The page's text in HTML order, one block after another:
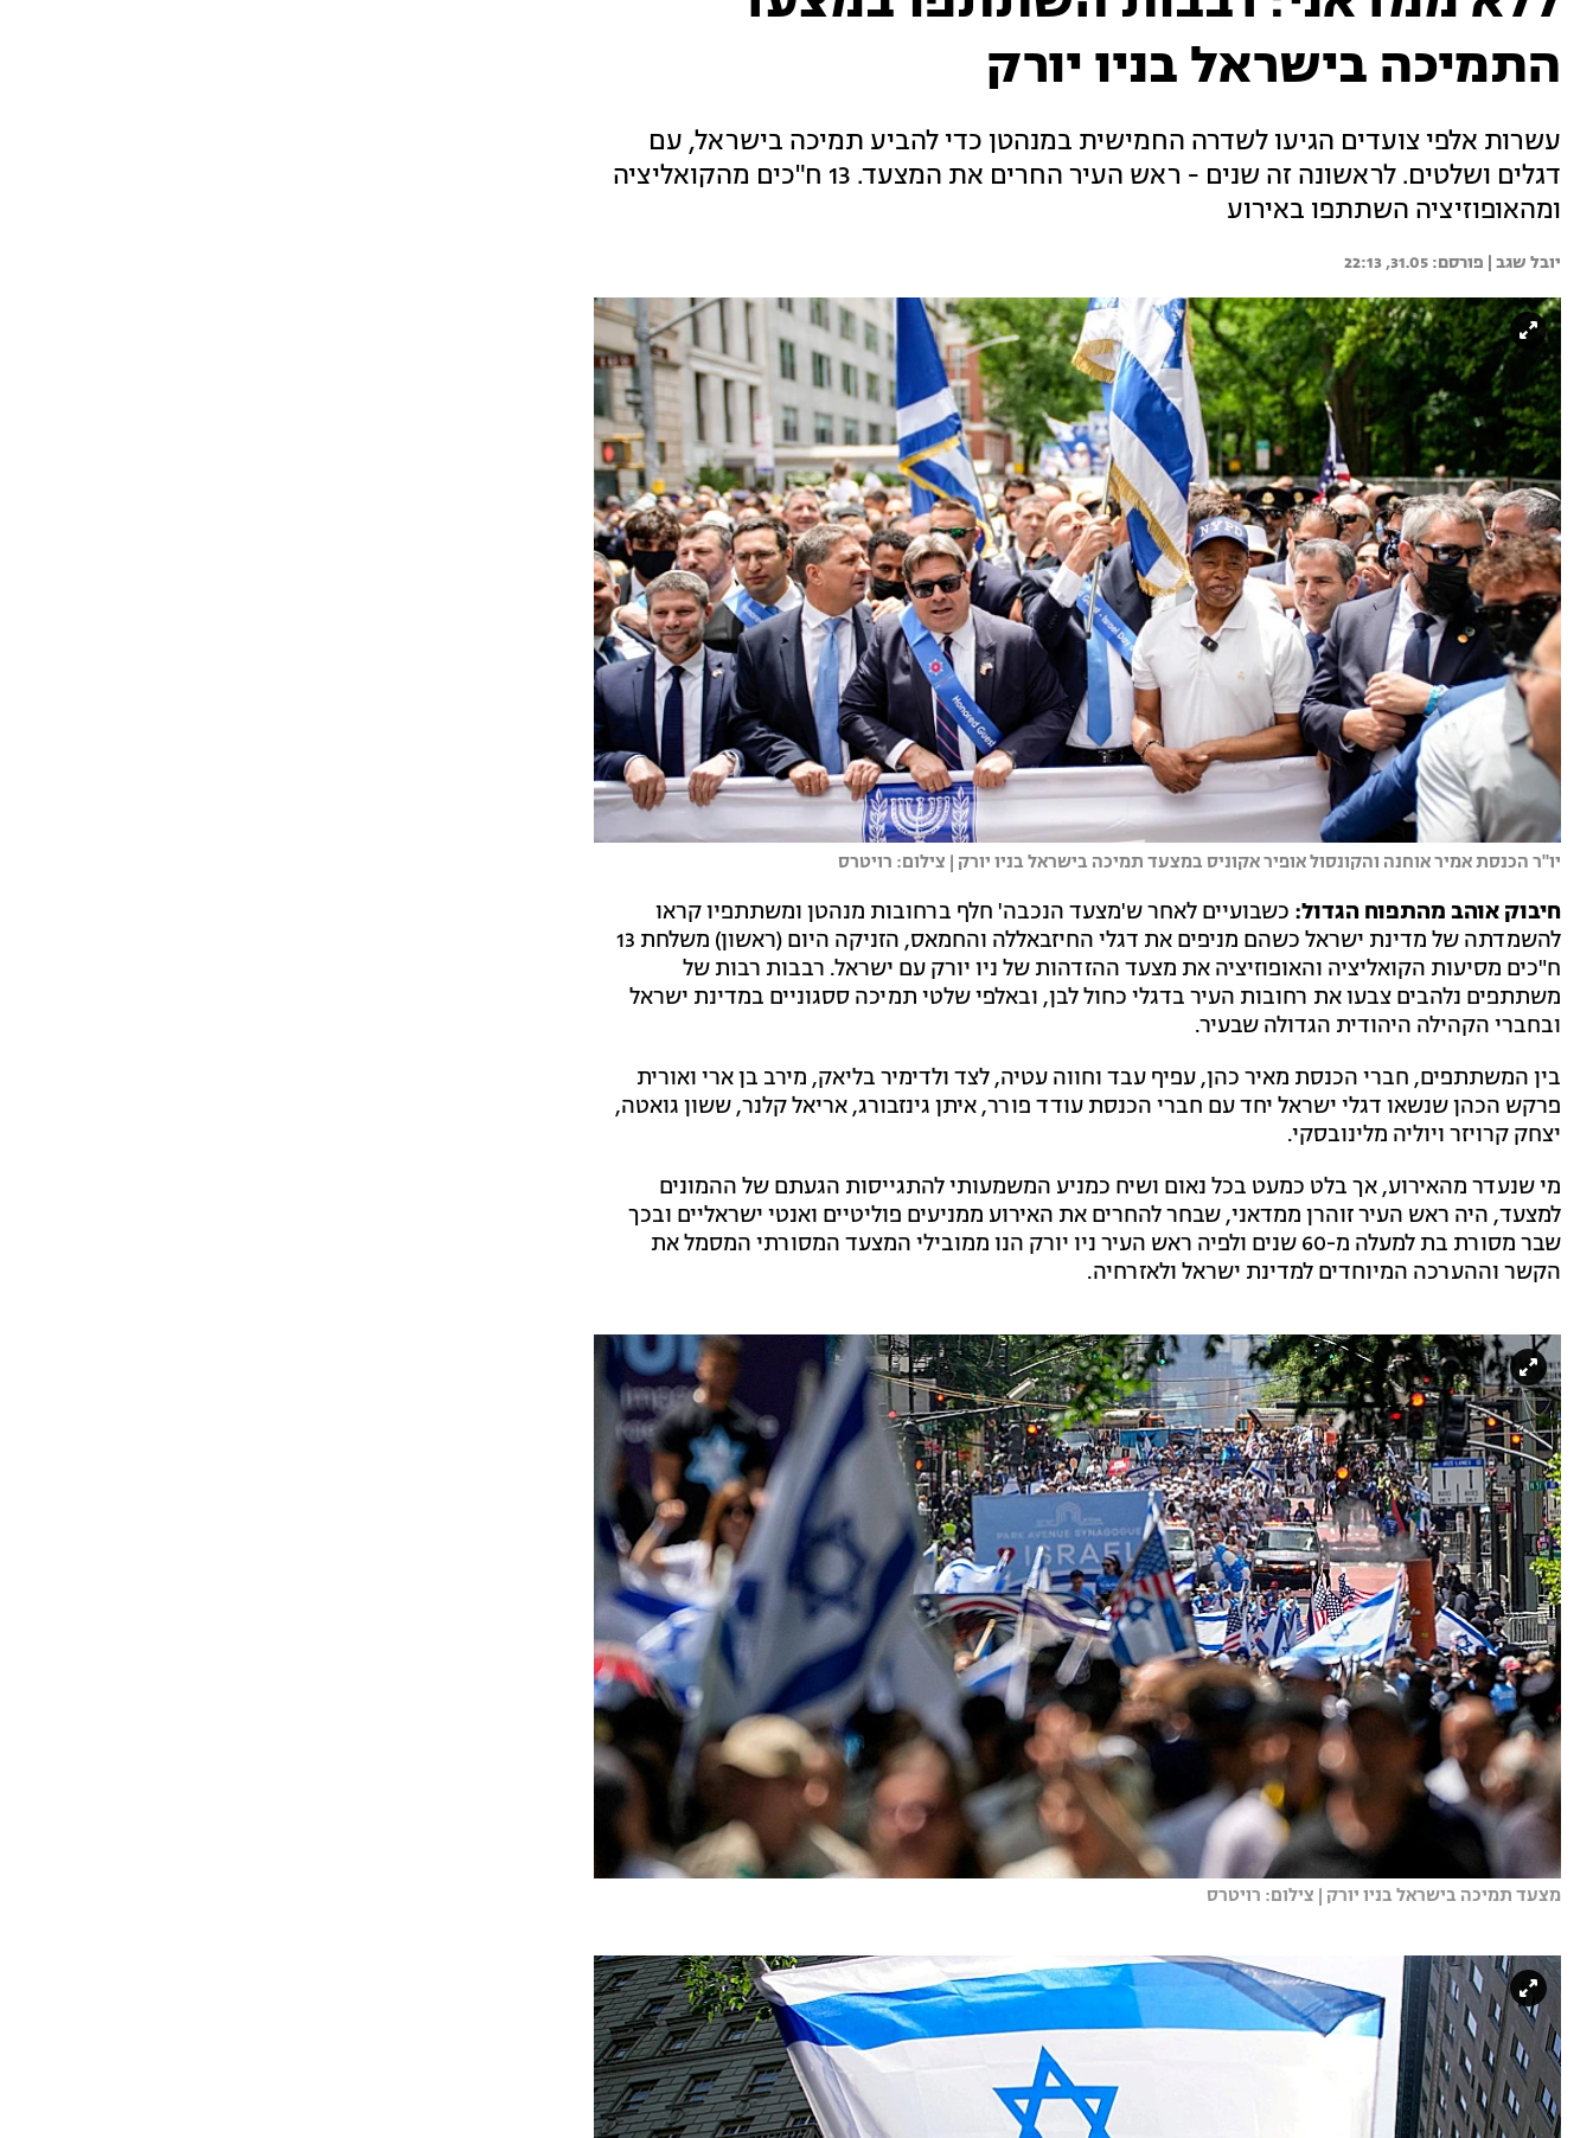
התמיכה בישראל בניו יורק
עשרות אלפי צועדים הגיעו לשדרה החמישית במנהטן כדי להביע תמיכה בישראל, עם
דגלים ושלטים. לראשונה זה שנים - ראש העיר החרים את המצעד. 13 ח"כים מהקואליציה
ומהאופוזיציה השתתפו באירוע
יובל שגב | 31.05, 22:13
יו"ר הכנסת אמיר אוחנה והקונסול אופיר אקוניס במצעד תמיכה בישראל בניו יורק | צילום: רויטרס
חיבוק אוהב מהתפוח הגדול: כשבועיים לאחר ש'מצעד הנכבה' חלף ברחובות מנהטן ומשתתפיו קראו
להשמדתה של מדינת ישראל כשהם מניפים את דגלי החיזבאללה והחמאס, הזניקה היום (ראשון) משלחת 13
ח"כים מסיעות הקואליציה והאופוזיציה את מצעד ההזדהות של ניו יורק עם ישראל. רבבות רבות של
משתתפים נלהבים צבעו את רחובות העיר בדגלי כחול לבן, ובאלפי שלטי תמיכה ססגוניים במדינת ישראל
ובחברי הקהילה היהודית הגדולה שבעיר.
בין המשתתפים, חברי הכנסת מאיר כהן, עפיף עבד וחווה עטיה, לצד ולדימיר בליאק, מירב בן ארי ואורית
פרקש הכהן שנשאו דגלי ישראל יחד עם חברי הכנסת עודד פורר, איתן גינזבורג, אריאל קלנר, ששון גואטה,
יצחק קרויזר ויוליה מלינובסקי.
מי שנעדר מהאירוע, אך בלט כמעט בכל נאום ושיח כמניע המשמעותי להתגייסות הגעתם של ההמונים
למצעד, היה ראש העיר זוהרן ממדאני, שבחר להחרים את האירוע ממניעים פוליטיים ואנטי ישראליים ובכך
שבר מסורת בת למעלה מ-60 שנים ולפיה ראש העיר ניו יורק הנו ממובילי המצעד המסורתי המסמל את
הקשר וההערכה המיוחדים למדינת ישראל ולאזרחיה.
מצעד תמיכה בישראל בניו יורק | צילום: רויטרס